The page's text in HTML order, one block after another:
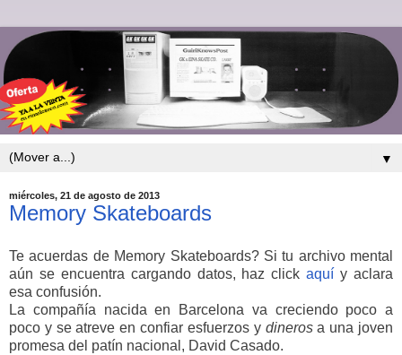
▼
miércoles, 21 de agosto de 2013
Memory Skateboards
Te acuerdas de Memory Skateboards? Si tu archivo mental
aún se encuentra cargando datos, haz clickaquí y aclara
esa confusión.
La compañía nacida en Barcelona va creciendo poco a
poco y se atreve en confiar esfuerzos y dinerosa una joven
promesa del patín nacional, David Casado.